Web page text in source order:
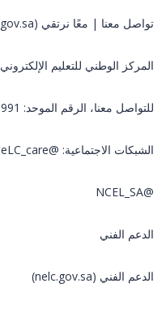
تواصل معنا | معًا نرتقي (tvtc.gov.sa)
المركز الوطني للتعليم الإلكتروني
للتواصل معنا، الرقم الموحد: 920015991
الشبكات الاجتماعية: @NeLC_care
@NCEL_SA
الدعم الفني
الدعم الفني (nelc.gov.sa)